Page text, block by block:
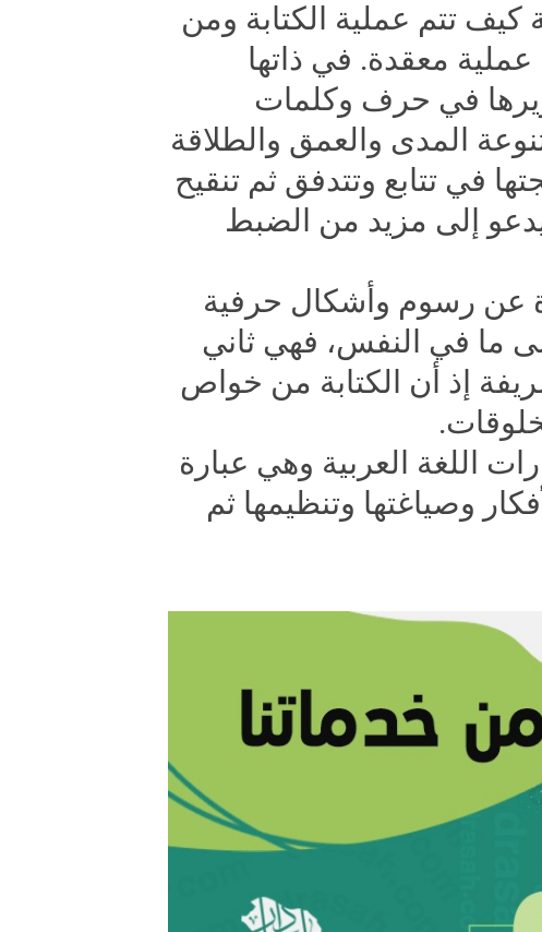
كيف تتم عملية الكتابة ومن
عملية معقدة. في ذاتها
في حرف وكلمات
المدى والعمق والطلاقة
في تتابع وتتدفق ثم تنقيح
يدعو إلى مزيد من الضبط
عن رسوم وأشكال حرفية
ما في النفس، فهي ثاني
إذ أن الكتابة من خواص
اللغة العربية وهي عبارة
وصياغتها وتنظيمها ثم